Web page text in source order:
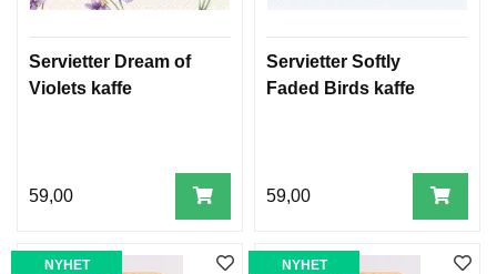
Servietter Dream of
Violets kaffe
59,00
Servietter Softly
Faded Birds kaffe
59,00
NYHET NYHET